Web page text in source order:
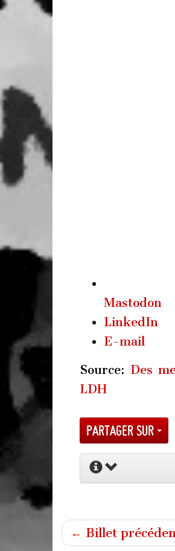
Mastodon
LinkedIn
E-mail
Source: Des
LDH
Partager sur
← Billet